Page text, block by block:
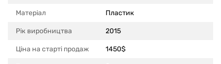
Матеріал Пластик
Рік виробництва 2015
Ціна на старті продаж 1450$